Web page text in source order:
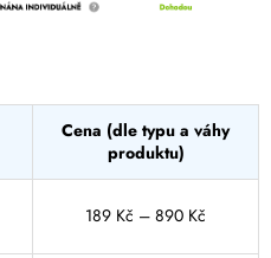
Cena (dle typu a váhy
produktu)
189 Kč – 890 Kč